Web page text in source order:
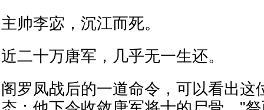
主帅李宓，沉江而死。
近二十万唐军，几乎无一生还。
阁罗凤战后的一道命令，可以看出这